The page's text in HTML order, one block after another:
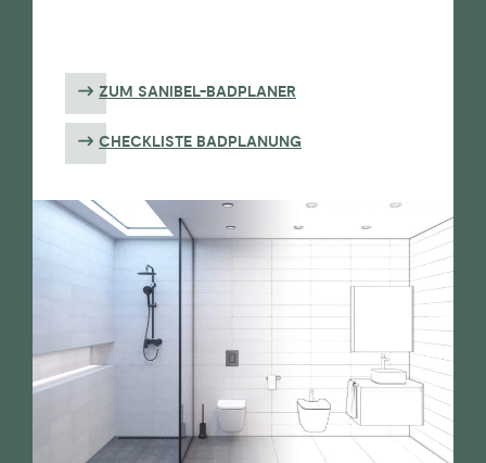
ZUM SANIBEL-BADPLANER
CHECKLISTE BADPLANUNG